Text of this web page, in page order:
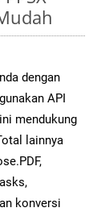
dengan
API
mendukung
lainnya
konversi